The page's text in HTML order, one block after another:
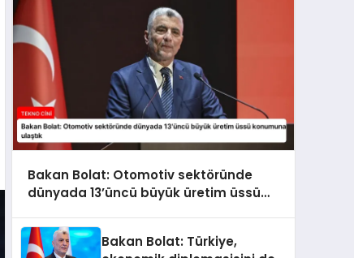
Bakan Bolat: Otomotiv sektöründe
dünyada 13’üncü büyük üretim üssü
Bakan Bolat: Türkiye,